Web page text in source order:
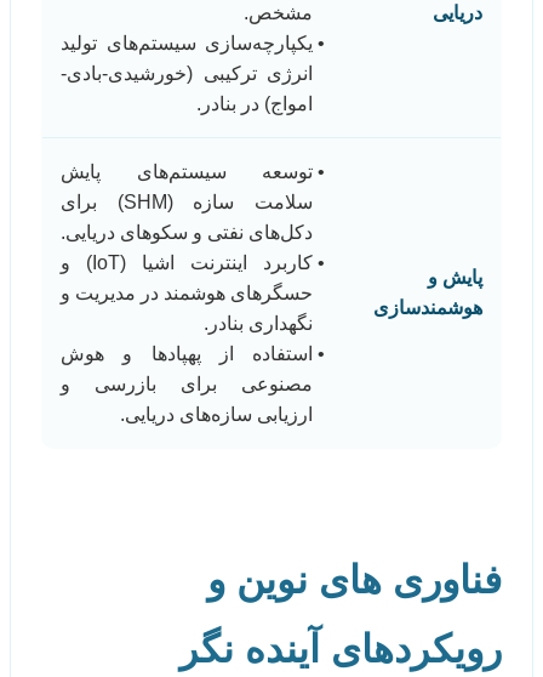
دریایی
مشخص.
یکپارچه‌سازی سیستم‌های تولید
انرژی ترکیبی (خورشیدی-بادی-
امواج) در بنادر.
پایش و
هوشمندسازی
توسعه سیستم‌های پایش
سلامت سازه (SHM) برای
دکل‌های نفتی و سکوهای دریایی.
کاربرد اینترنت اشیا (IoT) و
حسگرهای هوشمند در مدیریت و
نگهداری بنادر.
استفاده از پهپادها و هوش
مصنوعی برای بازرسی و
ارزیابی سازه‌های دریایی.
فناوری های نوین و
رویکردهای آینده نگر